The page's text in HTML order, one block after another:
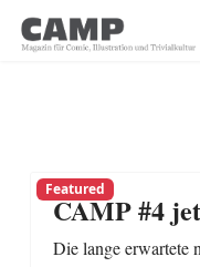
Featured
CAMP #4
Die lange erwartete